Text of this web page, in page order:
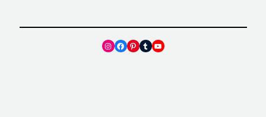
Instagram
Facebook
Pinterest
TumblrYouTube